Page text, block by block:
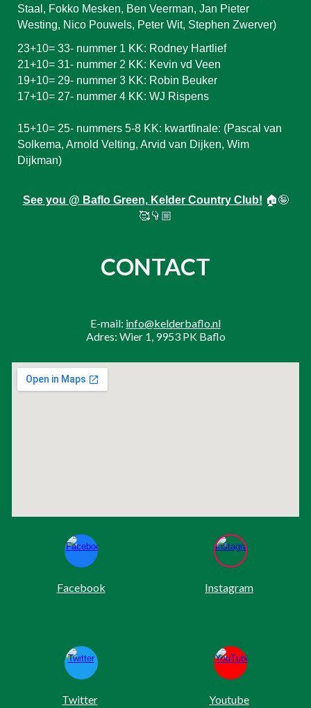
Staal, Fokko Mesken, Ben Veerman, Jan Pieter
Westing, Nico Pouwels, Peter Wit, Stephen Zwerver)
23+10=33- nummer 1 KK: Rodney Hartlief
21+10=31- nummer 2 KK: Kevin vd Veen
19+10= 29- nummer 3 KK: Robin Beuker
17+10= 27- nummer 4 KK:WJ Rispens
15+10= 25- nummers 5-8 KK: kwartfinale: (Pascal van
Solkema, Arnold Velting, Arvid van Dijken, Wim
Dijkman)
See you @ Baflo Green, Kelder Country Club! 🏠🤪
🥰👇🏼
CONTACT
E-mail: info@kelderbaflo.nl
Adres: Wier 1, 9953 PK Baflo
Facebook Instagram
Twitter Youtube